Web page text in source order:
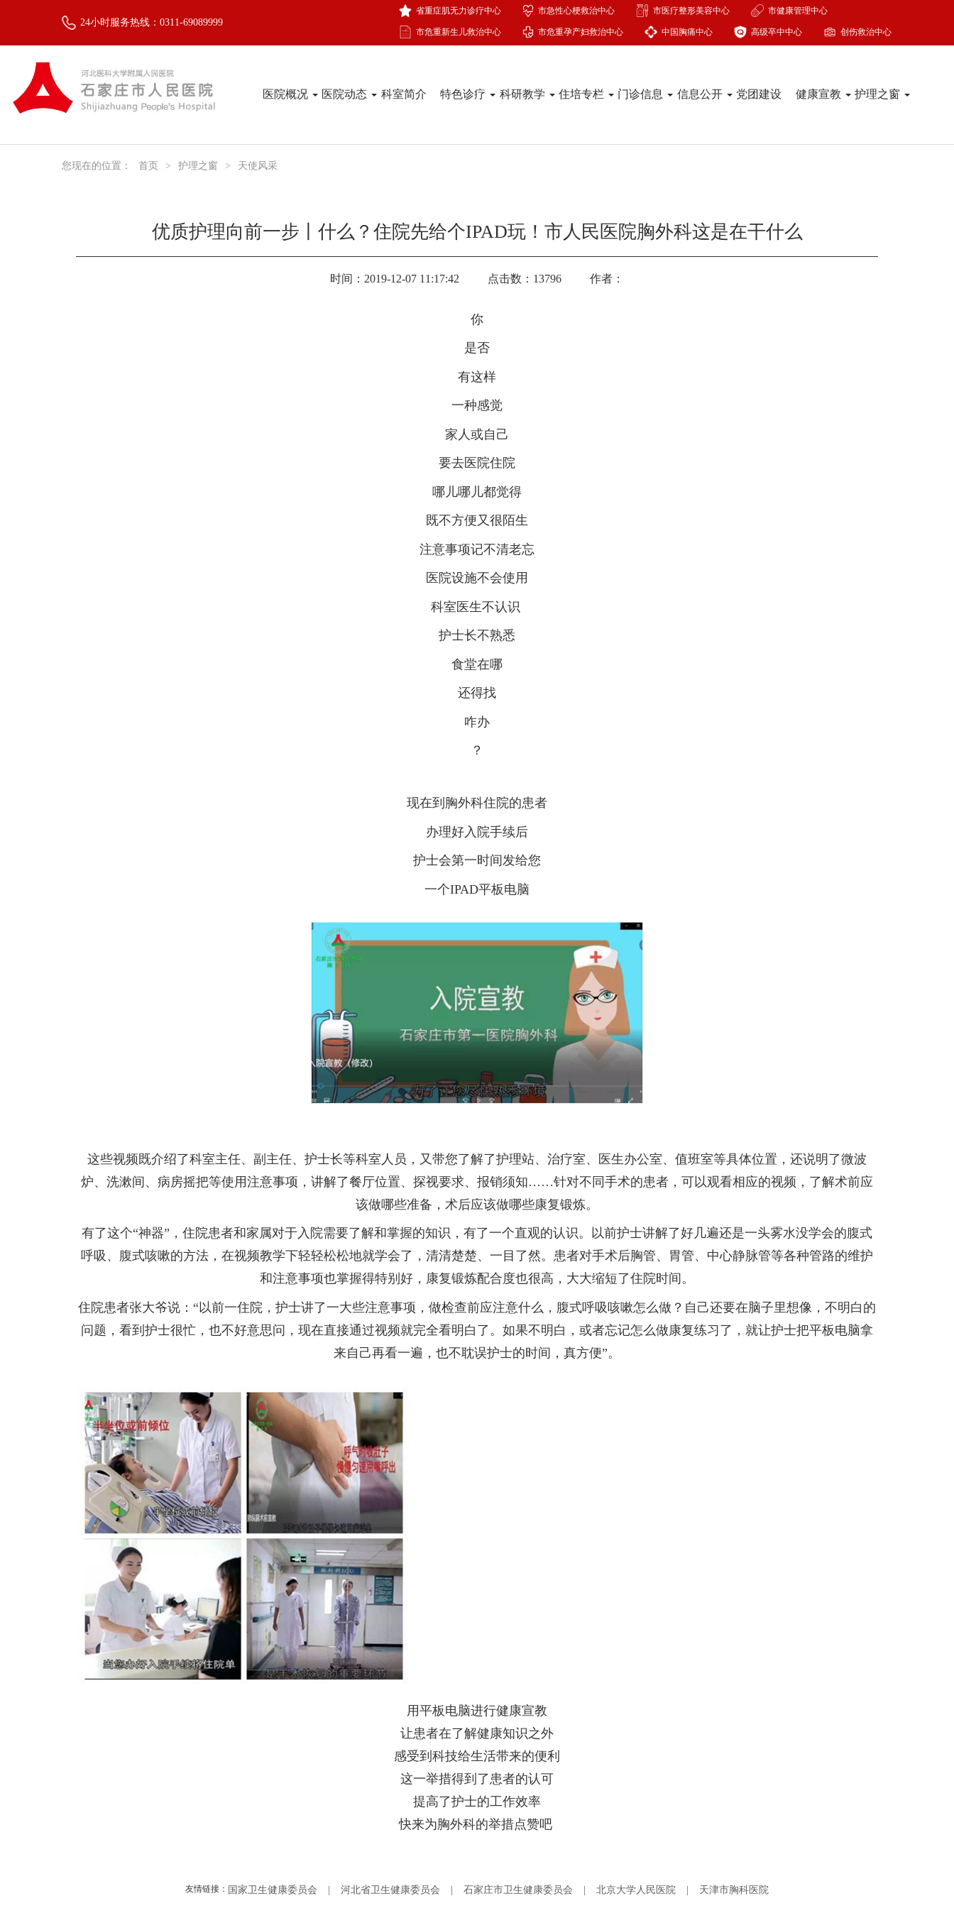
24小时服务热线：0311-69089999
省重症肌无力诊疗中心 市急性心梗救治中心 市医疗整形美容中心 市健康管理中心
市危重新生儿救治中心 市危重孕产妇救治中心 中国胸痛中心 高级卒中中心 创伤救治中心
医院概况 医院动态 科室简介 特色诊疗 科研教学 住培专栏 门诊信息 信息公开 党团建设 健康宣教 护理之窗
您现在的位置： 首页 > 护理之窗 > 天使风采
优质护理向前一步丨什么？住院先给个IPAD玩！市人民医院胸外科这是在干什么
时间：2019-12-07 11:17:42 点击数：13796 作者：
你
是否
有这样
一种感觉
家人或自己
要去医院住院
哪儿哪儿都觉得
既不方便又很陌生
注意事项记不清老忘
医院设施不会使用
科室医生不认识
护士长不熟悉
食堂在哪
还得找
咋办
？
现在到胸外科住院的患者
办理好入院手续后
护士会第一时间发给您
一个IPAD平板电脑
这些视频既介绍了科室主任、副主任、护士长等科室人员，又带您了解了护理站、治疗室、医生办公室、值班室等具体位置，还说明了微波
炉、洗漱间、病房摇把等使用注意事项，讲解了餐厅位置、探视要求、报销须知……针对不同手术的患者，可以观看相应的视频，了解术前应
该做哪些准备，术后应该做哪些康复锻炼。
有了这个“神器”，住院患者和家属对于入院需要了解和掌握的知识，有了一个直观的认识。以前护士讲解了好几遍还是一头雾水没学会的腹式
呼吸、腹式咳嗽的方法，在视频教学下轻轻松松地就学会了，清清楚楚、一目了然。患者对手术后胸管、胃管、中心静脉管等各种管路的维护
和注意事项也掌握得特别好，康复锻炼配合度也很高，大大缩短了住院时间。
住院患者张大爷说：“以前一住院，护士讲了一大些注意事项，做检查前应注意什么，腹式呼吸咳嗽怎么做？自己还要在脑子里想像，不明白的
问题，看到护士很忙，也不好意思问，现在直接通过视频就完全看明白了。如果不明白，或者忘记怎么做康复练习了，就让护士把平板电脑拿
来自己再看一遍，也不耽误护士的时间，真方便”。
用平板电脑进行健康宣教
让患者在了解健康知识之外
感受到科技给生活带来的便利
这一举措得到了患者的认可
提高了护士的工作效率
快来为胸外科的举措点赞吧
友情链接： 国家卫生健康委员会 | 河北省卫生健康委员会 | 石家庄市卫生健康委员会 | 北京大学人民医院 | 天津市胸科医院